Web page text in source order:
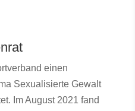
einen
Sexualisierte Gewalt
Im August 2021 fand